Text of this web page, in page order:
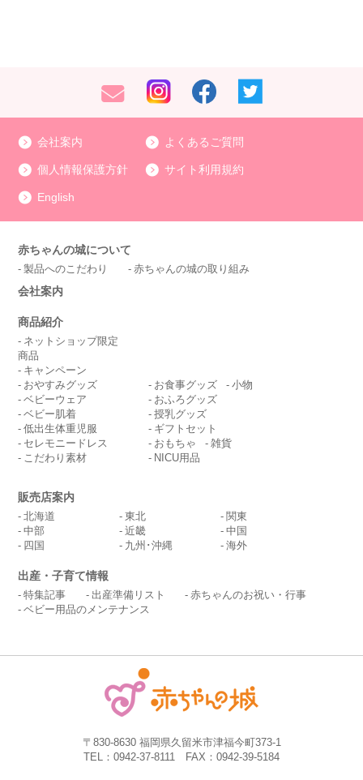
会社案内 よくあるご質問
個人情報保護方針 サイト利用規約
English
赤ちゃんの城について
製品へのこだわり 赤ちゃんの城の取り組み
会社案内
商品紹介
ネットショップ限定
商品
キャンペーン
おやすみグッズ
ベビーウェア
ベビー肌着
低出生体重児服
セレモニードレス
こだわり素材
お食事グッズ
小物
おふろグッズ
授乳グッズ
ギフトセット
おもちゃ
雑貨
NICU用品
販売店案内
北海道 東北
関東
中部
近畿
中国
四国
九州･沖縄 海外
出産・子育て情報
特集記事 出産準備リスト
赤ちゃんのお祝い・行事
ベビー用品のメンテナンス
〒830-8630 福岡県久留米市津福今町373-1
TEL：0942-37-8111 FAX：0942-39-5184